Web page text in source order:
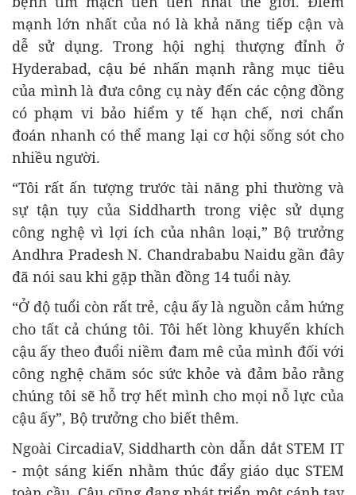
mạnh lớn nhất của nó là khả năng tiếp cận và
dễ sử dụng. Trong hội nghị thượng đỉnh ở
Hyderabad, cậu bé nhấn mạnh rằng mục tiêu
của mình là đưa công cụ này đến các cộng đồng
có phạm vi bảo hiểm y tế hạn chế, nơi chẩn
đoán nhanh có thể mang lại cơ hội sống sót cho
nhiều người.
“Tôi rất ấn tượng trước tài năng phi thường và
sự tận tụy của Siddharth trong việc sử dụng
công nghệ vì lợi ích của nhân loại,” Bộ trưởng
Andhra Pradesh N. Chandrababu Naidu gần đây
đã nói sau khi gặp thần đồng 14 tuổi này.
“Ở độ tuổi còn rất trẻ, cậu ấy là nguồn cảm hứng
cho tất cả chúng tôi. Tôi hết lòng khuyến khích
cậu ấy theo đuổi niềm đam mê của mình đối với
công nghệ chăm sóc sức khỏe và đảm bảo rằng
chúng tôi sẽ hỗ trợ hết mình cho mọi nỗ lực của
cậu ấy”, Bộ trưởng cho biết thêm.
Ngoài CircadiaV, Siddharth còn dẫn dắt STEM IT
- một sáng kiến nhằm thúc đẩy giáo dục STEM